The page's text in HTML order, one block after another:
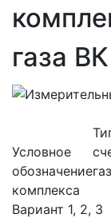
газа ВК
Условное
обозначение
комплекса
Вариант 1, 2, 3